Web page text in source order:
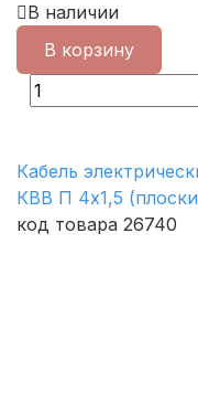
В наличии
В корзину
Кабель
КВВ П 4х1,5
код товара 26740